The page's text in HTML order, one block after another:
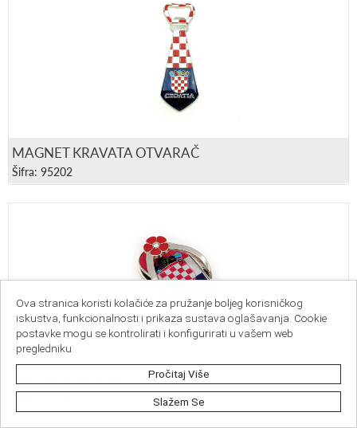
Slažem Se
Ova stranica koristi kolačiće za pružanje boljeg korisničkog
iskustva, funkcionalnosti i prikaza sustava oglašavanja. Cookie
postavke mogu se kontrolirati i konfigurirati u vašem web
pregledniku
Pročitaj Više
MAGNET KRAVATA OTVARAČ
Šifra: 95202
MAGNET JAPANKA ŠTIPALJKA